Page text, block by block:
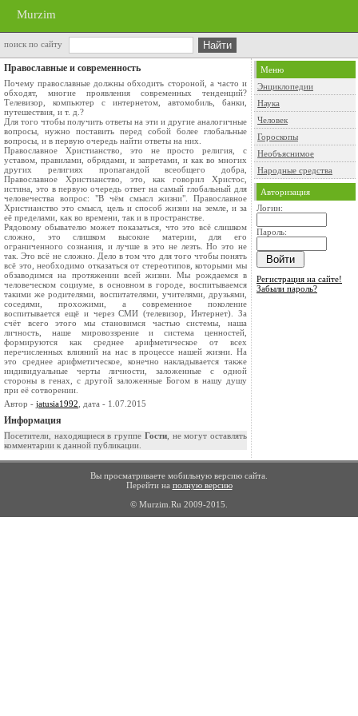
Murzim
поиск по сайту
Православные и современность
Почему православные должны обходить стороной, а часто и
обходят, многие проявления современных тенденций?
Телевизор, компьютер с интернетом, автомобиль, банки,
путешествия, и т. д.?
Для того чтобы получить ответы на эти и другие аналогичные
вопросы, нужно поставить перед собой более глобальные
вопросы, и в первую очередь найти ответы на них.
Православное Христианство, это не просто религия, с
уставом, правилами, обрядами, и запретами, и как во многих
других религиях пропагандой всеобщего добра,
Православное Христианство, это, как говорил Христос,
истина, это в первую очередь ответ на самый глобальный для
человечества вопрос: "В чём смысл жизни". Православное
Христианство это смысл, цель и способ жизни на земле, и за
её пределами, как во времени, так и в пространстве.
Рядовому обывателю может показаться, что это всё слишком
сложно, это слишком высокие материи, для его
ограниченного сознания, и лучше в это не лезть. Но это не
так. Это всё не сложно. Дело в том что для того чтобы понять
всё это, необходимо отказаться от стереотипов, которыми мы
обзаводимся на протяжении всей жизни. Мы рождаемся в
человеческом социуме, в основном в городе, воспитываемся
такими же родителями, воспитателями, учителями, друзьями,
соседями, прохожими, а современное поколение
воспитывается ещё и через СМИ (телевизор, Интернет). За
счёт всего этого мы становимся частью системы, наша
личность, наше мировоззрение и система ценностей,
формируются как среднее арифметическое от всех
перечисленных влияний на нас в процессе нашей жизни. На
это среднее арифметическое, конечно накладывается также
индивидуальные черты личности, заложенные с одной
стороны в генах, с другой заложенные Богом в нашу душу
при её сотворении.
Автор - jatusia1992 , дата - 1.07.2015
Информация
Посетители, находящиеся в группе Гости, не могут оставлять
комментарии к данной публикации.
Меню
Энциклопедии
Наука
Человек
Гороскопы
Необъяснимое
Народные средства
Авторизация
Логин:
Пароль:
Регистрация на сайте!
Забыли пароль?
Вы просматриваете мобильную версию сайта.
Перейти на полную версию
© Murzim.Ru 2009-2015.